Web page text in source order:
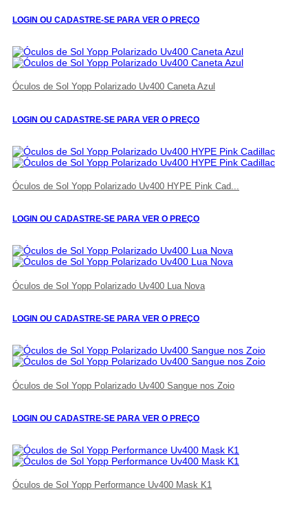
LOGIN OU CADASTRE-SE PARA VER O PREÇO
Óculos de Sol Yopp Polarizado Uv400 Caneta Azul
LOGIN OU CADASTRE-SE PARA VER O PREÇO
Óculos de Sol Yopp Polarizado Uv400 HYPE Pink Cad...
LOGIN OU CADASTRE-SE PARA VER O PREÇO
Óculos de Sol Yopp Polarizado Uv400 Lua Nova
LOGIN OU CADASTRE-SE PARA VER O PREÇO
Óculos de Sol Yopp Polarizado Uv400 Sangue nos Zoio
LOGIN OU CADASTRE-SE PARA VER O PREÇO
Óculos de Sol Yopp Performance Uv400 Mask K1